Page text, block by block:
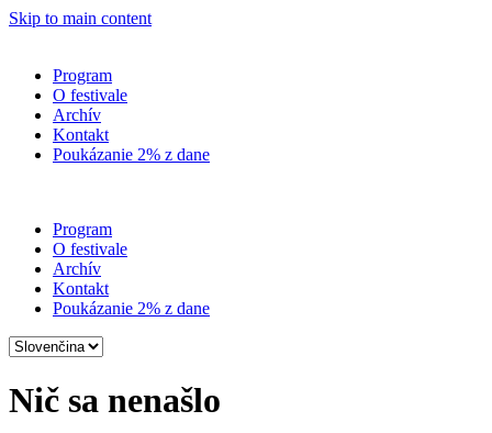
Skip to main content
Program
O festivale
Archív
Kontakt
Poukázanie 2% z dane
Program
O festivale
Archív
Kontakt
Poukázanie 2% z dane
Vyberte
Nič sa nenašlo